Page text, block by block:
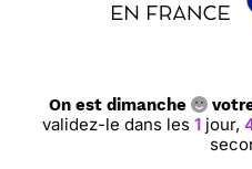
On est dimanche
validez-le dans les1 jour,